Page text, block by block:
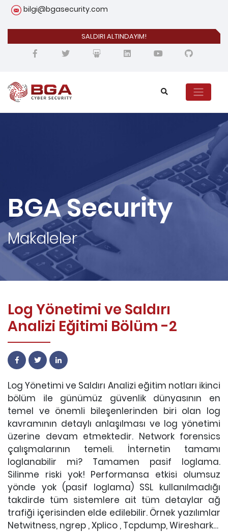
bilgi@bgasecurity.com
SALDIRI ALTINDAYIM!
BGA Security
Makaleler
Log Yönetimi ve Saldırı
Analizi Eğitimi Bölüm -2
Log Yönetimi ve Saldırı Analizi eğitim notları ikinci
bölüm ile günümüz güvenlik dünyasının en
temel ve önemli bileşenlerinden biri olan log
kavramının detaylı anlaşılması ve log yönetimi
üzerine devam etmektedir. Network forensics
çalışmalarının temeli. İnternetin tamamı
loglanabilir mi? Tamamen pasif loglama.
Silinme riski yok! Performansa etkisi olumsuz
yönde yok (pasif loglama) SSL kullanılmadığı
takdirde tüm sistemlere ait tüm detaylar ağ
trafiği içerisinden elde edilebilir. Örnek yazılımlar
Netwitness, ngrep , Xplico , Tcpdump, Wireshark…